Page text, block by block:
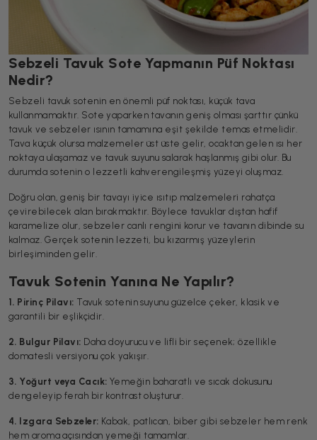
Sebzeli Tavuk Sote Yapmanın Püf Noktası
Nedir?
Sebzeli tavuk sotenin en önemli püf noktası, küçük tava
kullanmamaktır. Sote yaparken tavanın geniş olması şarttır çünkü
tavuk ve sebzeler ısının tamamına eşit şekilde temas etmelidir.
Tava küçük olursa malzemeler üst üste gelir, ocaktan gelen ısı her
noktaya ulaşamaz ve tavuk suyunu salarak haşlanmış gibi olur. Bu
durumda sotenin o lezzetli kahverengileşmiş yüzeyi oluşmaz.
Doğru olan, geniş bir tavayı iyice ısıtıp malzemeleri rahatça
çevirebilecek alan bırakmaktır. Böylece tavuklar dıştan hafif
karamelize olur, sebzeler canlı rengini korur ve tavanın dibinde su
kalmaz. Gerçek sotenin lezzeti, bu kızarmış yüzeylerin
birleşiminden gelir.
Tavuk Sotenin Yanına Ne Yapılır?
1. Pirinç Pilavı: Tavuk sotenin suyunu güzelce çeker, klasik ve
garantili bir eşlikçidir.
2. Bulgur Pilavı: Daha doyurucu ve lifli bir seçenek; özellikle
domatesli versiyonu çok yakışır.
3. Yoğurt veya Cacık: Yemeğin baharatlı ve sıcak dokusunu
dengeleyip ferah bir kontrast oluşturur.
4. Izgara Sebzeler: Kabak, patlıcan, biber gibi sebzeler hem renk
hem aroma açısından yemeği tamamlar.